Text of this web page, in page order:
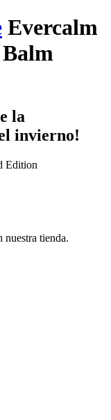
Evercalm
la
invierno!
Edition
nuestra tienda.